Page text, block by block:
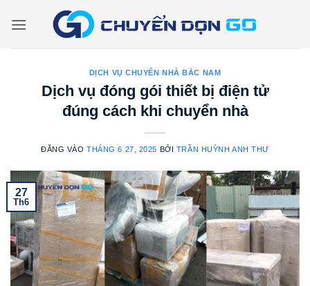
qua
DỊCH VỤ CHUYỂN NHÀ BẮC NAM
Dịch vụ đóng gói thiết bị điện tử
đúng cách khi chuyển nhà
ĐĂNG VÀOTHÁNG 6 27, 2025 BỞI TRẦN HUỲNH ANH THƯ
27
Th6